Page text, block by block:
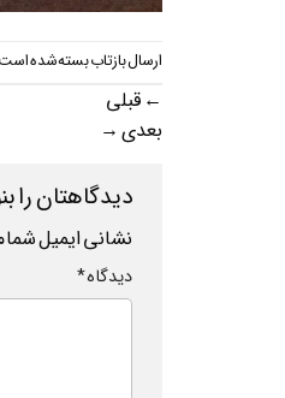
ارسال بازتاب بسته شده
← قبلی
بعدی →
دیدگاهتان را
نشانی ایمیل
دیدگاه*